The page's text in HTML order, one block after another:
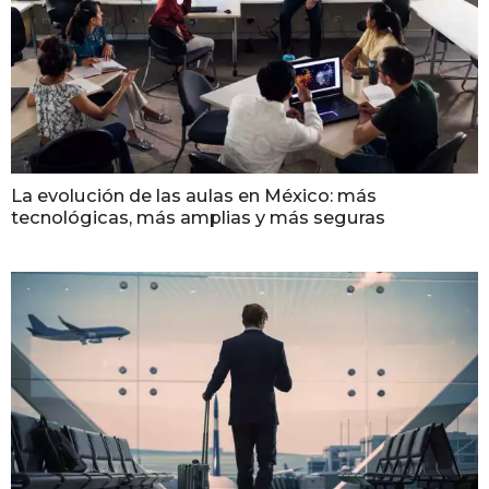
La evolución de las aulas en México: más
tecnológicas, más amplias y más seguras